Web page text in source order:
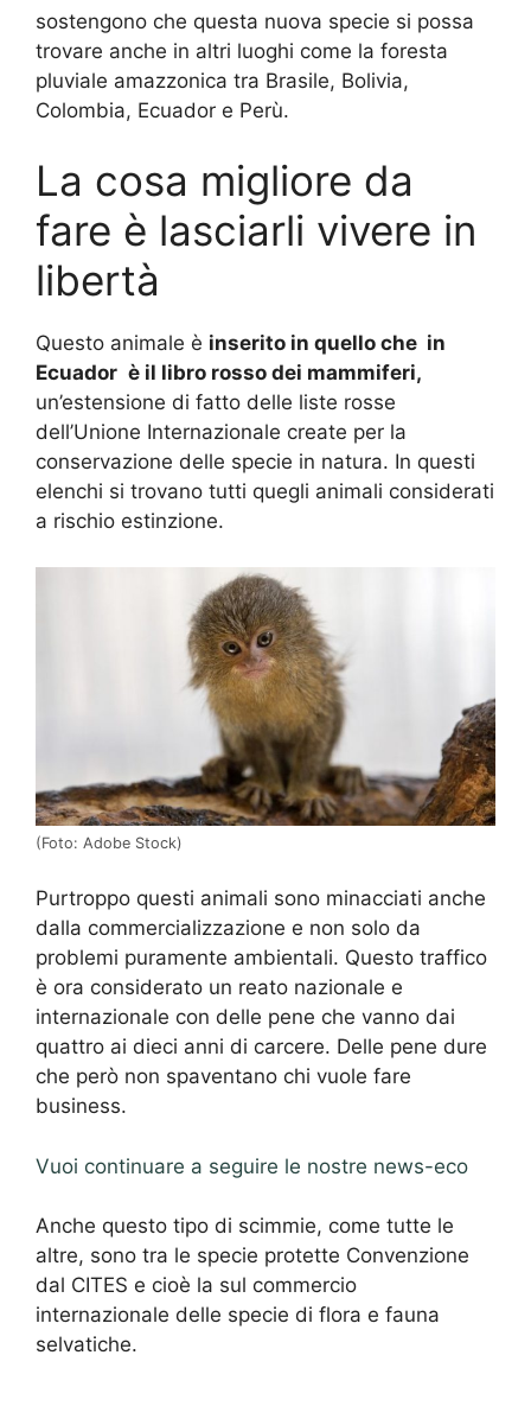
sostengono che questa nuova specie si possa
trovare anche in altri luoghi come la foresta
pluviale amazzonica tra Brasile, Bolivia,
Colombia, Ecuador e Perù.
La cosa migliore da
fare è lasciarli vivere in
libertà
Questo animale è inserito in quello che in
Ecuador è il libro rosso dei mammiferi,
un’estensione di fatto delle liste rosse
dell’Unione Internazionale create per la
conservazione delle specie in natura. In questi
elenchi si trovano tutti quegli animali considerati
a rischio estinzione.
(Foto: Adobe Stock)
Purtroppo questi animali sono minacciati anche
dalla commercializzazione e non solo da
problemi puramente ambientali. Questo traffico
è ora considerato un reato nazionale e
internazionale con delle pene che vanno dai
quattro ai dieci anni di carcere. Delle pene dure
che però non spaventano chi vuole fare
business.
Vuoi continuare a seguire le nostre news-eco
Anche questo tipo di scimmie, come tutte le
altre, sono tra le specie protette Convenzione
dal CITES e cioè la sul commercio
internazionale delle specie di flora e fauna
selvatiche.